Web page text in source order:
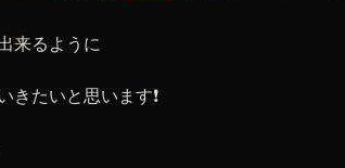
来るように
きたいと思います❗